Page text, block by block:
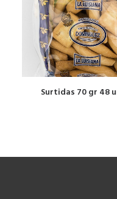
Surtidas 70 gr 48